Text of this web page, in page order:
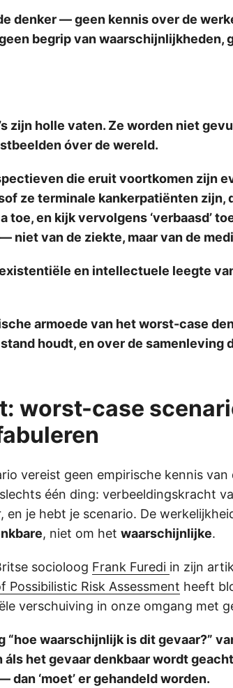
denker — geen kennis over de
begrip van waarschijnlijkheden,
zijn holle vaten. Ze worden niet
óver de wereld.
die eruit voortkomen zijn
ze terminale kankerpatiënten zijn,
en kijk vervolgens ‘verbaasd’
niet van de ziekte, maar van de
en intellectuele leegte
armoede van het worst-case
houdt, en over de samenleving
worst-case
vereist geen empirische kennis
één ding: verbeeldingskracht
en je hebt je scenario. De
, niet om het waarschijnlijke.
socioloog Frank Furedi in zijn
Possibilistic Risk Assessment heeft
verschuiving in onze omgang met
“hoe waarschijnlijk is dit gevaar?”
áls het gevaar denkbaar wordt
‘moet’ er gehandeld worden.